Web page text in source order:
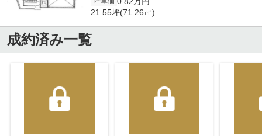
21.55坪(71.26㎡)
成約済み一覧